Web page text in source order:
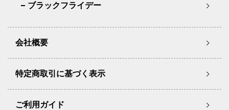
ブラックフライデー
会社概要
特定商取引に基づく表示
ご利用ガイド